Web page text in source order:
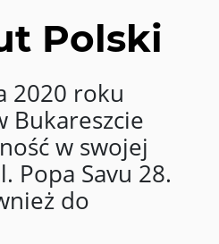
Polski
2020 roku
Bukareszcie
w swojej
Popa Savu 28.
do